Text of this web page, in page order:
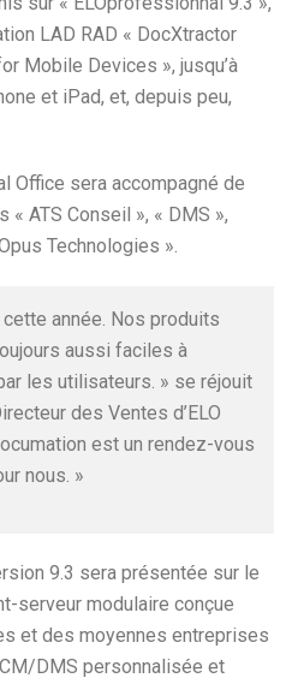
LAD RAD « DocXtractor
Mobile Devices », jusqu’à
et iPad, et, depuis peu,
Office sera accompagné de
ATS Conseil », « DMS »,
Technologies ».
cette année. Nos produits
aussi faciles à
les utilisateurs. » se réjouit
des Ventes d’ELO
est un rendez-vous
nous. »
9.3 sera présentée sur le
serveur modulaire conçue
et des moyennes entreprises
DMS personnalisée et